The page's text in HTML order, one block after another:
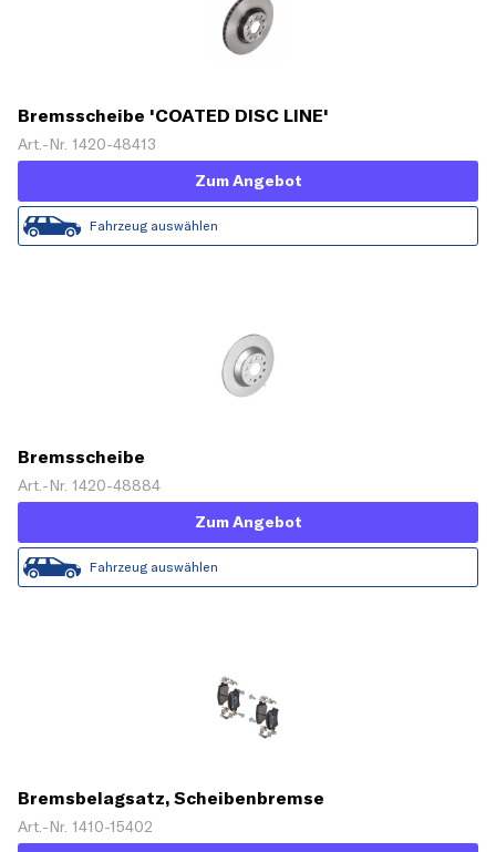
Bremsscheibe 'COATED DISC LINE'
Art.-Nr. 1420-48413
Zum Angebot
Fahrzeug auswählen
Bremsscheibe
Art.-Nr. 1420-48884
Zum Angebot
Fahrzeug auswählen
Bremsbelagsatz, Scheibenbremse
Art.-Nr. 1410-15402